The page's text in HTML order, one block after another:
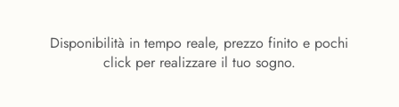
Disponibilità in tempo reale, prezzo finito e pochi
click per realizzare il tuo sogno.